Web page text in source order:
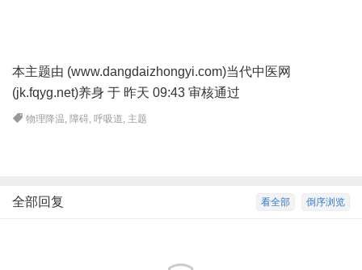
本主题由 (www.dangdaizhongyi.com)当代中医网
(jk.fqyg.net)养身 于 昨天 09:43 审核通过
物理降温, 障碍,呼吸道, 主题
倒序浏览
看全部
全部回复